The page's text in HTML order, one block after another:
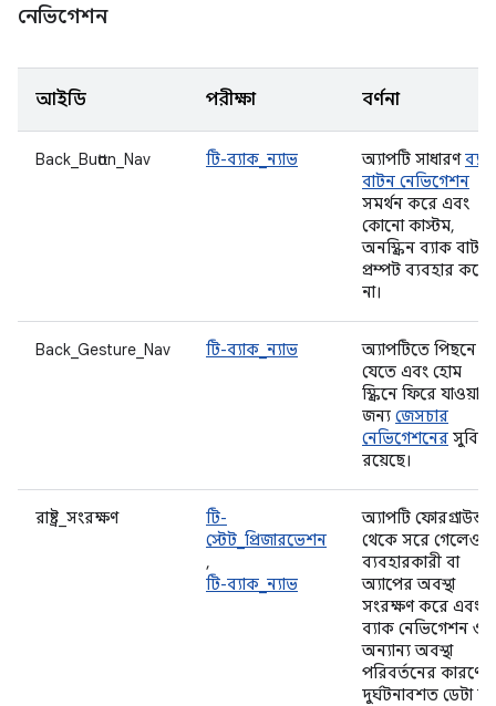
নেভিগেশন
আইডি পরীক্ষা বর্ণনা
Back_Button_Nav টি-ব্যাক_ন্যাভ অ্যাপটি সাধারণব্যাক
বাটন নেভিগেশন
সমর্থন করে এবং
কোনো কাস্টম,
অনস্ক্রিন ব্যাক বাটন
প্রম্পট ব্যবহার করে
না।
Back_Gesture_Nav টি-ব্যাক_ন্যাভ
অ্যাপটিতে পিছনে
যেতে এবং হোম
স্ক্রিনে ফিরে যাওয়ার
জন্য জেসচার
নেভিগেশনের সুবিধা
রয়েছে।
রাষ্ট্র_সংরক্ষণ
টি-
স্টেট_প্রিজারভেশন
,
টি-ব্যাক_ন্যাভ
অ্যাপটি ফোরগ্রাউন্ড
থেকে সরে গেলেও
ব্যবহারকারী বা
অ্যাপের অবস্থা
সংরক্ষণ করে এবং
ব্যাক নেভিগেশন ও
অন্যান্য অবস্থা
পরিবর্তনের কারণে
দুর্ঘটনাবশত ডেটা নষ্ট